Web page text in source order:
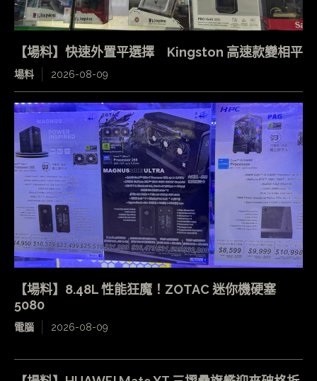
【場料】快速外置平選擇 Kingston 高速款變相平
場料 2026-08-09
【場料】8.48L 性能狂魔！ZOTAC 迷你機硬塞
5080
電腦 2026-08-09